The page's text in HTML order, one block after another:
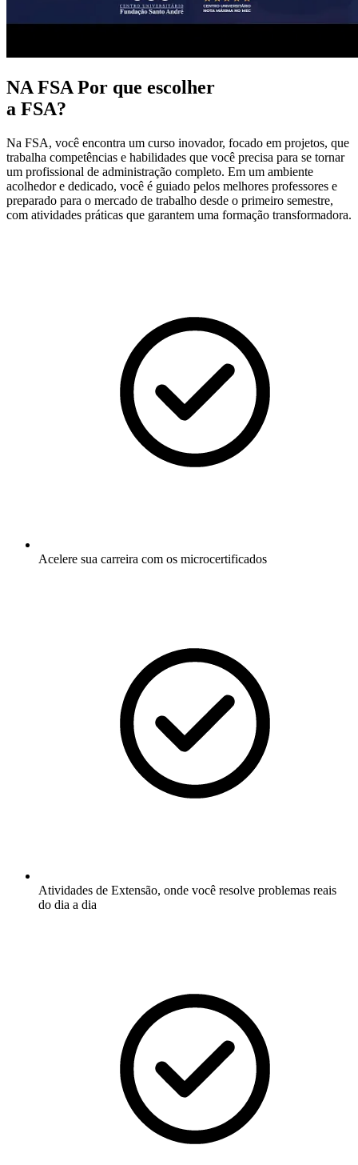
NA FSA Por que escolher
a FSA?
Na FSA, você encontra um curso inovador, focado em projetos, que
trabalha competências e habilidades que você precisa para se tornar
um profissional de administração completo. Em um ambiente
acolhedor e dedicado, você é guiado pelos melhores professores e
preparado para o mercado de trabalho desde o primeiro semestre,
com atividades práticas que garantem uma formação transformadora.
Acelere sua carreira com os microcertificados
Atividades de Extensão, onde você resolve problemas reais
do dia a dia